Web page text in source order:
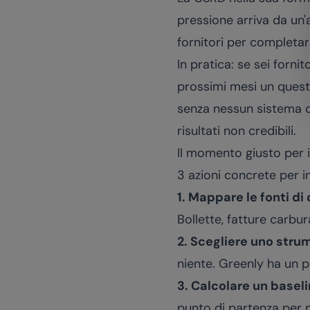
pressione arriva da
fornitori per
In pratica: se sei
prossimi mesi un
senza nessun
risultati non credibili.
Il momento giusto per
3 azioni concrete per
1. Mappare le fonti
Bollette, fatture
2. Scegliere uno
niente. Greenly ha un
3. Calcolare un